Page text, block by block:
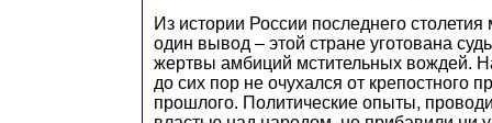
Из истории России последнего
один вывод – этой стране уготована
жертвы амбиций мстительных вождей.
до сих пор не очухался от крепостного
прошлого. Политические опыты,